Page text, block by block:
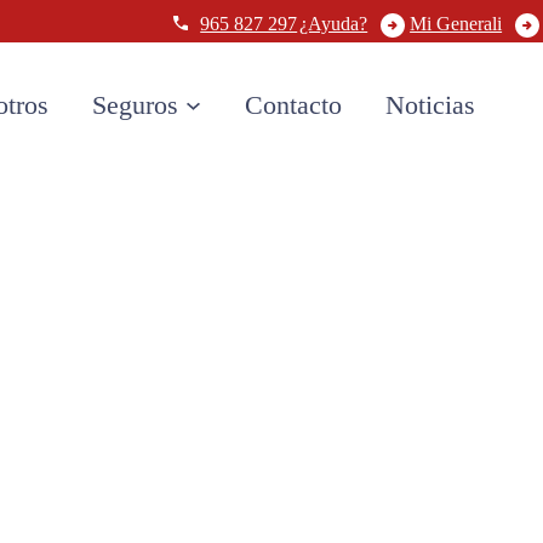
965 827 297¿Ayuda? Mi Generali
Seguros Contacto Noticias